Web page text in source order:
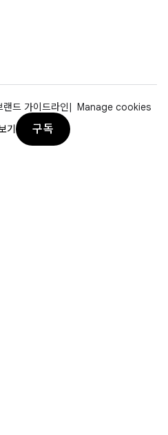
랜드 가이드라인
Manage cookies
기
구독